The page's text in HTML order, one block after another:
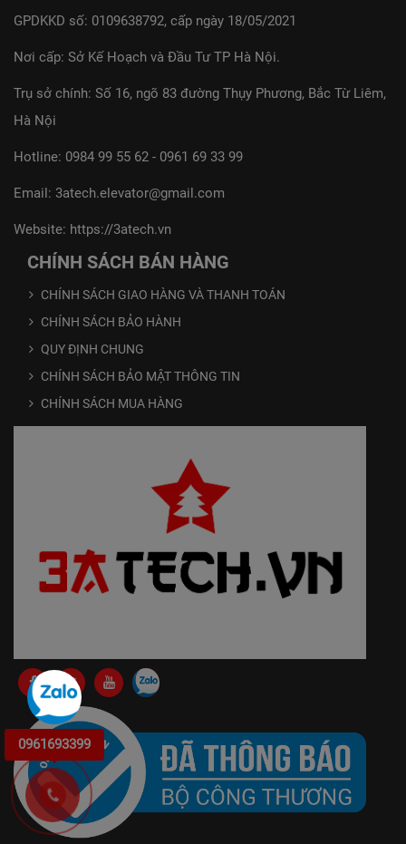
0961693399
GPDKKD số: 0109638792, cấp ngày 18/05/2021
Nơi cấp: Sở Kế Hoạch và Đầu Tư TP Hà Nội.
Trụ sở chính: Số 16, ngõ 83 đường Thụy Phương, Bắc Từ Liêm,
Hà Nội
Hotline: 0984 99 55 62 - 0961 69 33 99
Email: 3atech.elevator@gmail.com
Website: https://3atech.vn
CHÍNH SÁCH BÁN HÀNG
CHÍNH SÁCH GIAO HÀNG VÀ THANH TOÁN
CHÍNH SÁCH BẢO HÀNH
QUY ĐỊNH CHUNG
CHÍNH SÁCH BẢO MẬT THÔNG TIN
CHÍNH SÁCH MUA HÀNG